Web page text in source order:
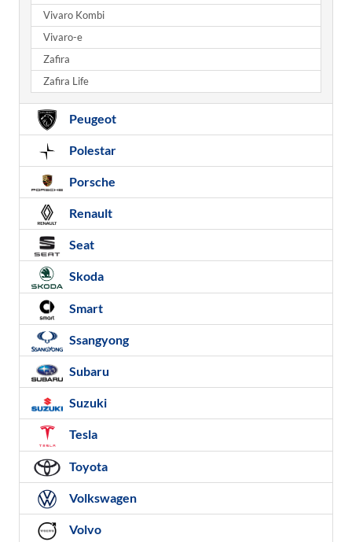
Vivaro Kombi
Vivaro-e
Zafira
Zafira Life
Peugeot
Polestar
Porsche
Renault
Seat
Skoda
Smart
Ssangyong
Subaru
Suzuki
Tesla
Toyota
Volkswagen
Volvo